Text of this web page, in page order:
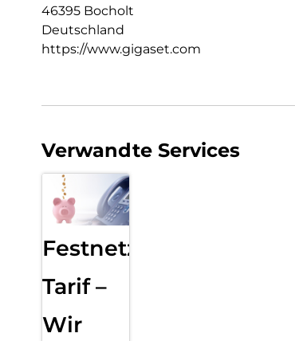
46395 Bocholt
Deutschland
https://www.gigaset.com
Verwandte Services
Festnetz
Tarif –
Wir